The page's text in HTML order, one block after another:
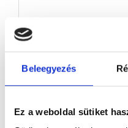
Beleegyezés
Ez a weboldal sütiket
1